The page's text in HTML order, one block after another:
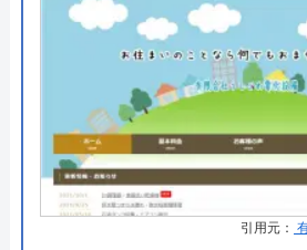
●保証・保険 無料保証あり
詳細は公
ミズラックがおすすめの理由
ミズラックは全国の水道トラブ
引用元：